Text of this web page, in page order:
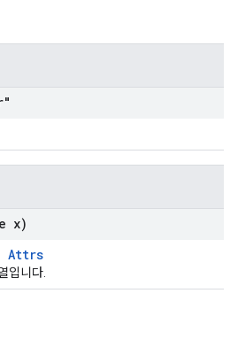
x)
Attrs
입니다.